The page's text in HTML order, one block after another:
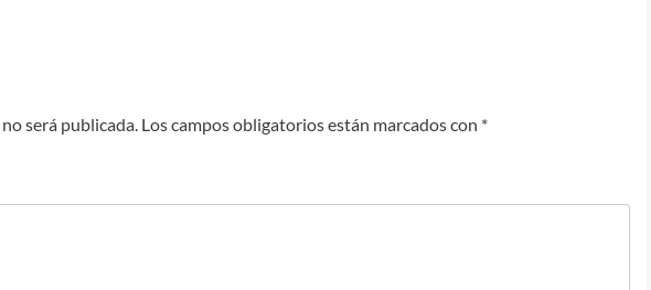
será publicada. Los campos obligatorios están marcados con *